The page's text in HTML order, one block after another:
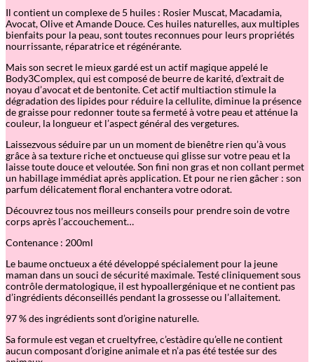
e
u
x
R
f
f
e
r
m
i
s
a
n
t
2
0
0
m
l
Il contient un complexe de 5 huiles : Rosier Muscat, Macadamia,
Avocat, Olive et Amande Douce. Ces huiles naturelles, aux multiples
bienfaits pour la peau, sont toutes reconnues pour leurs propriétés
nourrissante, réparatrice et régénérante.
Mais son secret le mieux gardé est un actif magique appelé le
Body3Complex, qui est composé de beurre de karité, d’extrait de
noyau d’avocat et de bentonite. Cet actif multiaction stimule la
dégradation des lipides pour réduire la cellulite, diminue la présence
de graisse pour redonner toute sa fermeté à votre peau et atténue la
couleur, la longueur et l’aspect général des vergetures.
Laissezvous séduire par un un moment de bienêtre rien qu’à vous
grâce à sa texture riche et onctueuse qui glisse sur votre peau et la
laisse toute douce et veloutée. Son fini non gras et non collant permet
un habillage immédiat après application. Et pour ne rien gâcher : son
parfum délicatement floral enchantera votre odorat.
Découvrez tous nos meilleurs conseils pour prendre soin de votre
corps après l’accouchement…
Contenance : 200ml
Le baume onctueux a été développé spécialement pour la jeune
maman dans un souci de sécurité maximale. Testé cliniquement sous
contrôle dermatologique, il est hypoallergénique et ne contient pas
d’ingrédients déconseillés pendant la grossesse ou l’allaitement.
97 % des ingrédients sont d’origine naturelle.
Sa formule est vegan et crueltyfree, c’estàdire qu’elle ne contient
aucun composant d’origine animale et n’a pas été testée sur des